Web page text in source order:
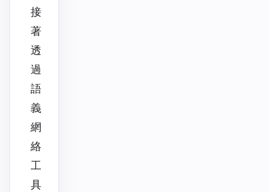
接
著
透
過
語
義
網
絡
工
具